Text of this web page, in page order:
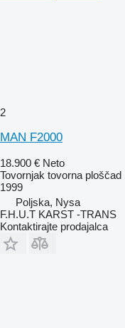
2
MAN F2000
18.900 € Neto
Tovornjak tovorna ploščad
1999
Poljska, Nysa
F.H.U.T KARST -TRANS
Kontaktirajte prodajalca